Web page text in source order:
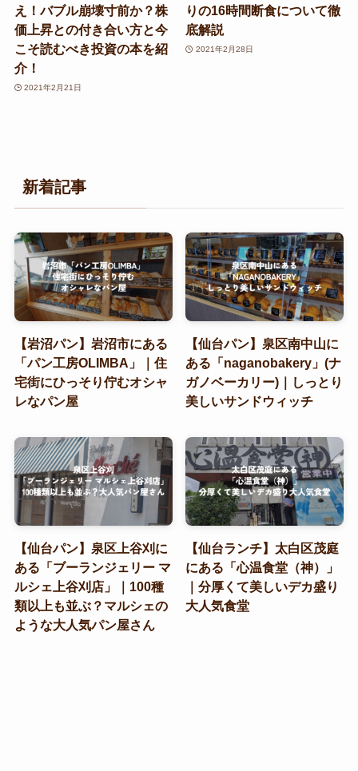
え！バブル崩壊寸前か？株
価上昇との付き合い方と今
こそ読むべき投資の本を紹
介！
2021年2月21日
りの16時間断食について徹
底解説
2021年2月28日
新着記事
【岩沼パン】岩沼市にある
「パン工房OLIMBA」｜住
宅街にひっそり佇むオシャ
レなパン屋
【仙台パン】泉区南中山に
ある「naganobakery」(ナ
ガノベーカリー)｜しっとり
美しいサンドウィッチ
【仙台パン】泉区上谷刈に
ある「ブーランジェリー マ
ルシェ上谷刈店」｜100種
類以上も並ぶ？マルシェの
ような大人気パン屋さん
【仙台ランチ】太白区茂庭
にある「心温食堂（神）」
｜分厚くて美しいデカ盛り
大人気食堂